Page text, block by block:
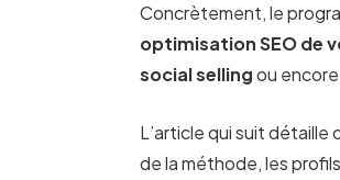
Concrètement, le
optimisation SEO de
social sellingou
L’article qui suit
de la méthode, les